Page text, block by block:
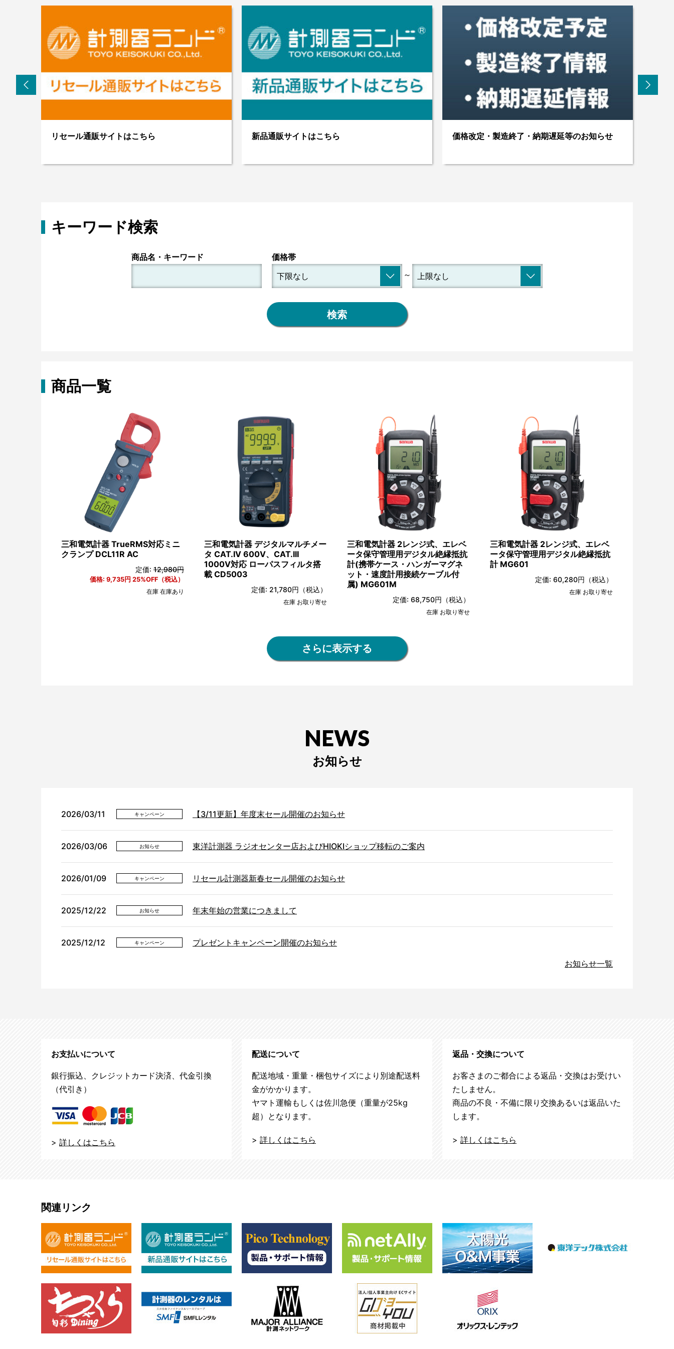
新品通販サイトはこちら 価格改定・製造終了・納期遅延等のお知らせ デジタルテスタ CD770
キーワード検索
商品名・キーワード
価格帯
～
検索
商品一覧
三和電気計器 TrueRMS対応ミニ
クランプ DCL11R AC
定価: 12,980円
価格: 9,735円 25%OFF（税込）
在庫 在庫あり
三和電気計器 デジタルマルチメー
タ CAT.IV 600V、CAT.III
1000V対応 ローパスフィルタ搭
載 CD5003
定価: 21,780円 （税込）
在庫 お取り寄せ
三和電気計器 2レンジ式、エレベ
ータ保守管理用デジタル絶縁抵抗
計(携帯ケース・ハンガーマグネ
ット・速度計用接続ケーブル付
属) MG601M
定価: 68,750円 （税込）
在庫 お取り寄せ
三和電気計器 2レンジ式、エレベ
ータ保守管理用デジタル絶縁抵抗
計 MG601
定価: 60,280円 （税込）
在庫 お取り寄せ
さらに表示する
NEWS
お知らせ
2026/03/11 キャンペーン 【3/11更新】年度末セール開催のお知らせ
2026/03/06 お知らせ 東洋計測器 ラジオセンター店およびHIOKIショップ移転のご案内
2026/01/09 キャンペーン リセール計測器新春セール開催のお知らせ
2025/12/22 お知らせ 年末年始の営業につきまして
2025/12/12 キャンペーン プレゼントキャンペーン開催のお知らせ
お知らせ一覧
お支払いについて
銀行振込、クレジットカード決済、代金引換
（代引き）
> 詳しくはこちら
配送について
配送地域・重量・梱包サイズにより別途配送料
金がかかります。
ヤマト運輸もしくは佐川急便（重量が25kg
超）となります。
> 詳しくはこちら
返品・交換について
お客さまのご都合による返品・交換はお受けい
たしません。
商品の不良・不備に限り交換あるいは返品いた
します。
> 詳しくはこちら
関連リンク